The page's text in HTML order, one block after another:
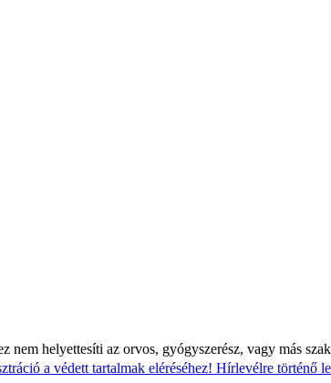
helyettesíti az orvos, gyógyszerész, vagy más
a védett tartalmak eléréséhez! Hírlevélre történő